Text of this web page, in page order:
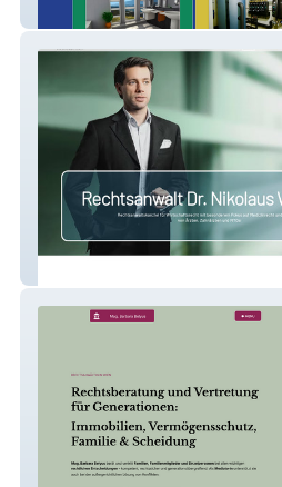
Installateur-Haustechnik Bayer